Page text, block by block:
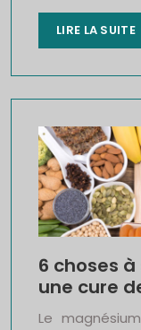
LIRE LA SUITE
6 choses
une cure
Le